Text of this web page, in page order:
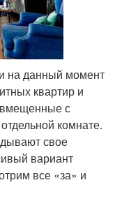
на данный момент
квартир и
с
комнате.
свое
вариант
все «за» и